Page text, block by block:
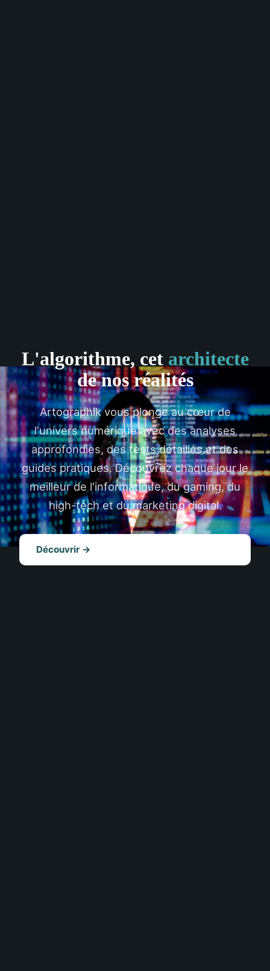
L'algorithme, cet architecte
de nos réalités
Artographik vous plonge au cœur de
l'univers numérique avec des analyses
approfondies, des tests détaillés et des
guides pratiques. Découvrez chaque jour le
meilleur de l'informatique, du gaming, du
high-tech et du marketing digital.
Découvrir →